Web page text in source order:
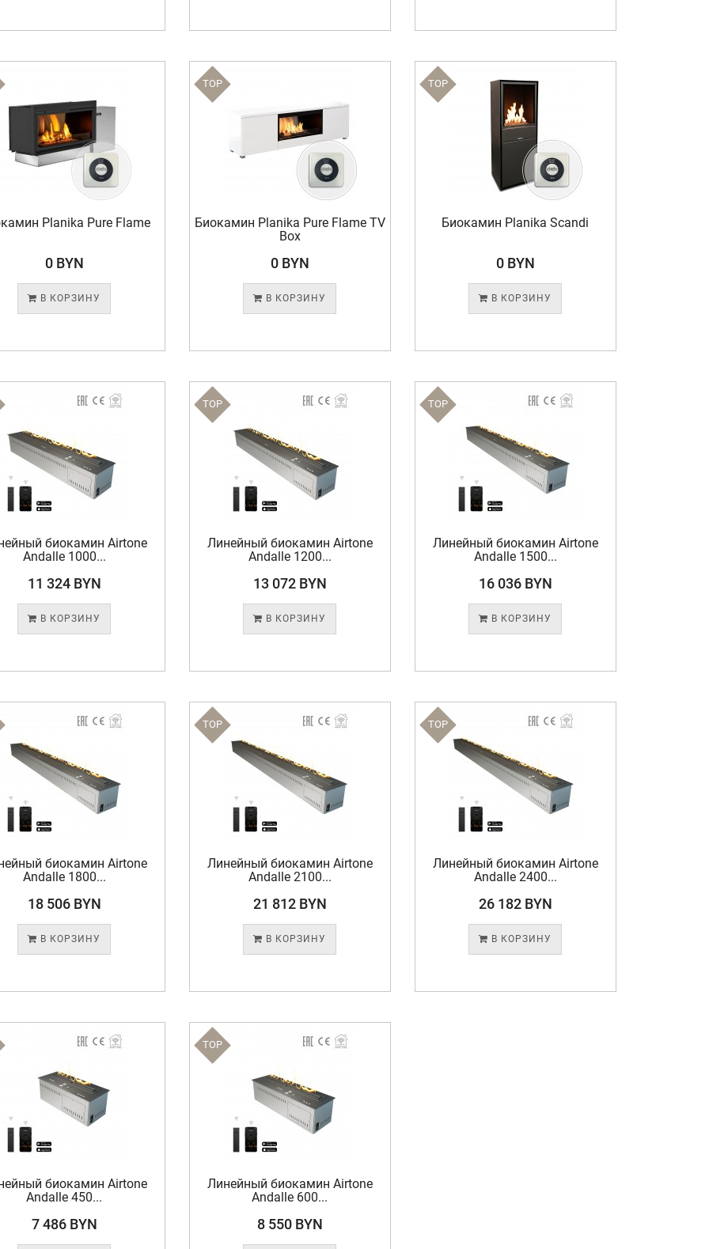
Planika Pure Flame
0 BYN
В КОРЗИНУ
TOP
Биокамин Planika Pure Flame TV
Box
0 BYN
В КОРЗИНУ
TOP
Биокамин Planika Scandi
0 BYN
В КОРЗИНУ
биокамин Airtone
Andalle 1000...
11 324 BYN
В КОРЗИНУ
TOP
Линейный биокамин Airtone
Andalle 1200...
13 072 BYN
В КОРЗИНУ
TOP
Линейный биокамин Airtone
Andalle 1500...
16 036 BYN
В КОРЗИНУ
биокамин Airtone
Andalle 1800...
18 506 BYN
В КОРЗИНУ
TOP
Линейный биокамин Airtone
Andalle 2100...
21 812 BYN
В КОРЗИНУ
TOP
Линейный биокамин Airtone
Andalle 2400...
26 182 BYN
В КОРЗИНУ
биокамин Airtone
Andalle 450...
7 486 BYN
TOP
Линейный биокамин Airtone
Andalle 600...
8 550 BYN